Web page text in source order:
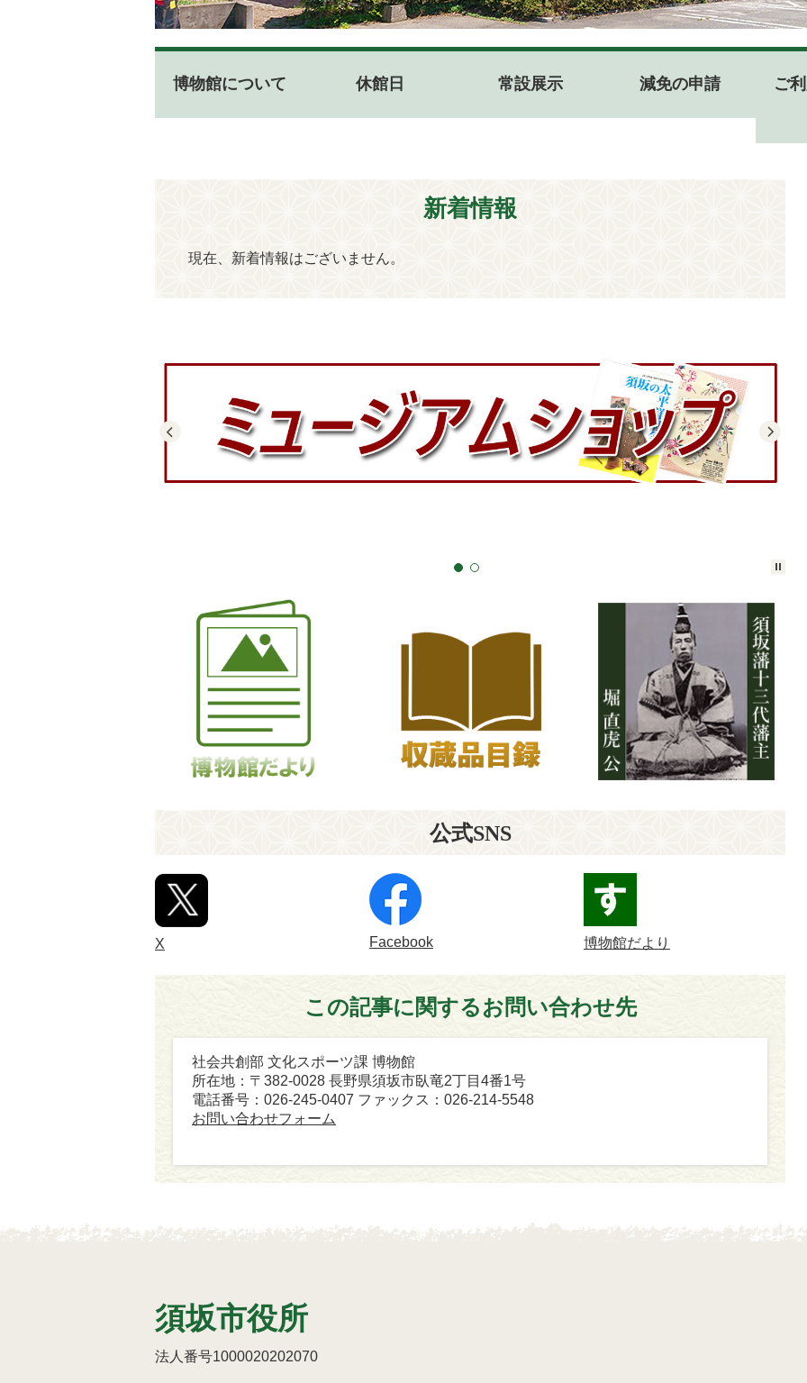
博物館について 休館日 常設展示 減免の申請
ご
新着情報
現在、新着情報はございません。
1 2
公式SNS
X Facebook 博物館だより
この記事に関するお問い合わせ先
社会共創部 文化スポーツ課 博物館
所在地：〒382-0028 長野県須坂市臥竜2丁目4番1号
電話番号：026-245-0407 ファックス：026-214-5548
お問い合わせフォーム
須坂市役所
法人番号1000020202070